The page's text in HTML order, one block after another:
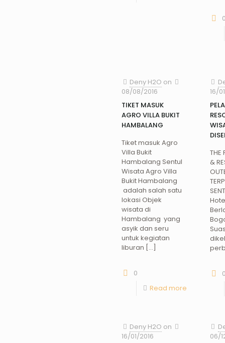
Deny H2O on
08/08/2016
TIKET MASUK
AGRO VILLA BUKIT
HAMBALANG
Tiket masuk Agro
Villa Bukit
Hambalang Sentul
Wisata Agro Villa
Bukit Hambalang
adalah salah satu
lokasi Objek
wisata di
Hambalang yang
asyik dan seru
untuk kegiatan
liburan […]
0
Read more
16/
THE
&
Deny H2O on
16/01/2016
06/